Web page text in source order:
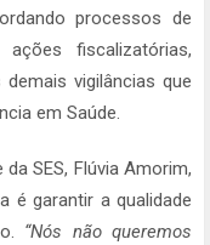
processos de
fiscalizatórias,
vigilâncias que
em Saúde.
SES, Flúvia Amorim,
é garantir a qualidade
“Nós não queremos